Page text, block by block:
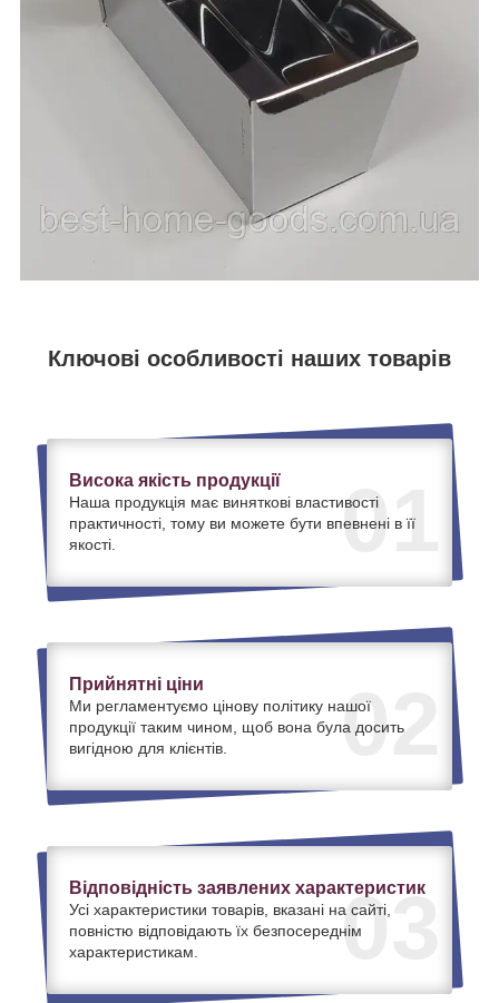
Ключові особливості наших товарів
01
Висока якість продукції
Наша продукція має виняткові властивості
практичності, тому ви можете бути впевнені в її
якості.
02
Прийнятні ціни
Ми регламентуємо цінову політику нашої
продукції таким чином, щоб вона була досить
вигідною для клієнтів.
03
Відповідність заявлених характеристик
Усі характеристики товарів, вказані на сайті,
повністю відповідають їх безпосереднім
характеристикам.